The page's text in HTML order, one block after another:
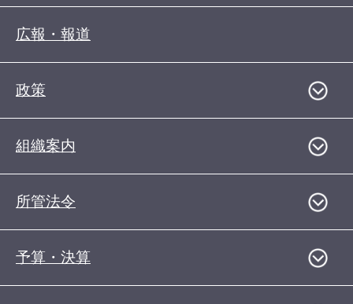
広報・報道
政策
組織案内
所管法令
予算・決算